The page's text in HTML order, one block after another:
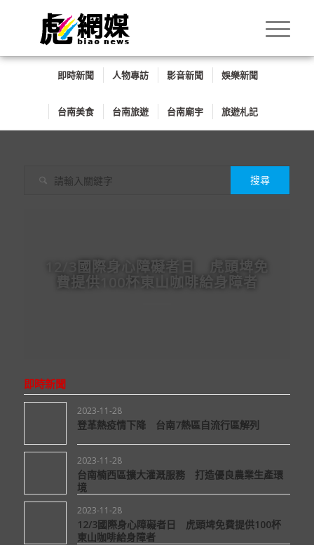
即時新聞 人物專訪 影音新聞 娛樂新聞
台南美食 台南旅遊 台南廟宇 旅遊札記

12/3國際身心障礙者日 虎頭埤免
費提供100杯東山咖啡給身障者
即時新聞
2023-11-28
登革熱疫情下降 台南7熱區自流行區解列
2023-11-28
台南楠西區擴大灌溉服務 打造優良農業生產環
境
2023-11-28
12/3國際身心障礙者日 虎頭埤免費提供100杯
東山咖啡給身障者